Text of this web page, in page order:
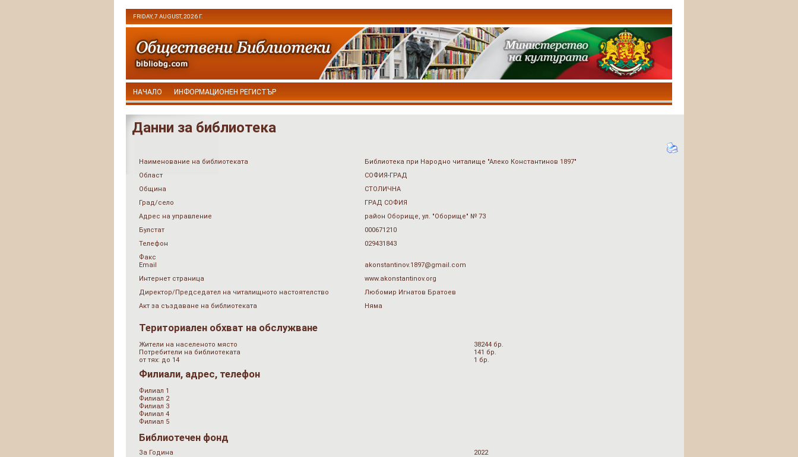
FRIDAY, 7 AUGUST, 2026 Г.
НАЧАЛО ИНФОРМАЦИОНЕН РЕГИСТЪР
Данни за библиотека
Наименование на библиотеката
Библиотека при Народно читалище "Алеко Константинов 1897"
Област
СОФИЯ-ГРАД
Община
СТОЛИЧНА
Град/село
ГРАД СОФИЯ
Адрес на управление
район Оборище, ул. "Оборище" № 73
Булстат
000671210
Телефон
029431843
Факс
Email
akonstantinov.1897@gmail.com
Интернет страница
www.akonstantinov.org
Директор/Председател на читалищното настоятелство
Любомир Игнатов Братоев
Акт за създаване на библиотеката
Няма
Териториален обхват на обслужване
Жители на населеното място
38244 бр.
Потребители на библиотеката
141 бр.
от тях: до 14
1 бр.
Филиали, адрес, телефон
Филиал 1
Филиал 2
Филиал 3
Филиал 4
Филиал 5
Библиотечен фонд
За Година
2022